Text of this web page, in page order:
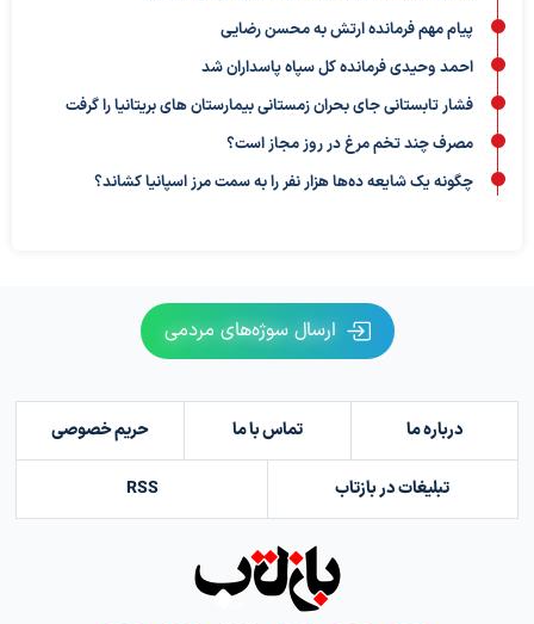
پیام مهم فرمانده ارتش به محسن رضایی
احمد وحیدی فرمانده کل سپاه پاسداران شد
فشار تابستانی جای بحران زمستانی بیمارستان های بریتانیا را گرفت
مصرف چند تخم مرغ در روز مجاز است؟
چگونه یک شایعه ده‌ها هزار نفر را به سمت مرز اسپانیا کشاند؟
ارسال سوژه‌های مردمی
درباره ما تماس با ما حریم خصوصی
تبلیغات در بازتاب RSS